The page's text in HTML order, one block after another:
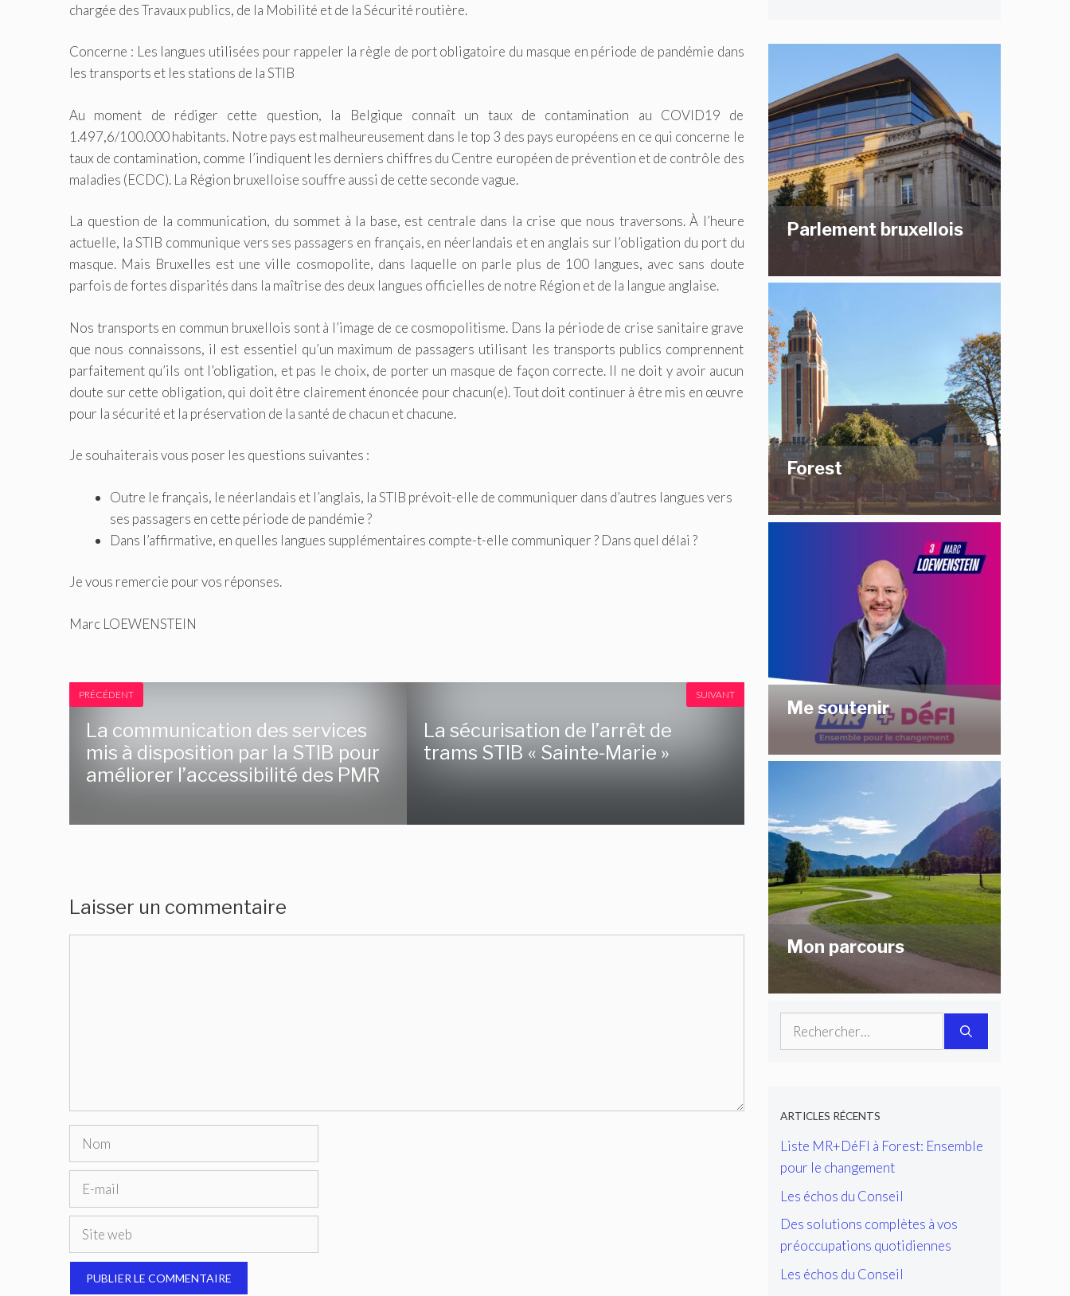
chargée des Travaux publics, de la Mobilité et de la Sécurité routière.
Concerne : Les langues utilisées pour rappeler la règle de port obligatoire du masque en période de pandémie dans
les transports et les stations de la STIB
Au moment de rédiger cette question, la Belgique connaît un taux de contamination au COVID19 de
1.497,6/100.000 habitants. Notre pays est malheureusement dans le top 3 des pays européens en ce qui concerne le
taux de contamination, comme l’indiquent les derniers chiffres du Centre européen de prévention et de contrôle des
maladies (ECDC). La Région bruxelloise souffre aussi de cette seconde vague.
La question de la communication, du sommet à la base, est centrale dans la crise que nous traversons. À l’heure
actuelle, la STIB communique vers ses passagers en français, en néerlandais et en anglais sur l’obligation du port du
masque. Mais Bruxelles est une ville cosmopolite, dans laquelle on parle plus de 100 langues, avec sans doute
parfois de fortes disparités dans la maîtrise des deux langues officielles de notre Région et de la langue anglaise.
Nos transports en commun bruxellois sont à l’image de ce cosmopolitisme. Dans la période de crise sanitaire grave
que nous connaissons, il est essentiel qu’un maximum de passagers utilisant les transports publics comprennent
parfaitement qu’ils ont l’obligation, et pas le choix, de porter un masque de façon correcte. Il ne doit y avoir aucun
doute sur cette obligation, qui doit être clairement énoncée pour chacun(e). Tout doit continuer à être mis en œuvre
pour la sécurité et la préservation de la santé de chacun et chacune.
Je souhaiterais vous poser les questions suivantes :
Outre le français, le néerlandais et l’anglais, la STIB prévoit-elle de communiquer dans d’autres langues vers
ses passagers en cette période de pandémie ?
Dans l’affirmative, en quelles langues supplémentaires compte-t-elle communiquer ? Dans quel délai ?
Je vous remercie pour vos réponses.
Marc LOEWENSTEIN
PRÉCÉDENT
La communication des services
mis à disposition par la STIB pour
améliorer l’accessibilité des PMR
La sécurisation de l’arrêt de
trams STIB « Sainte-Marie »
SUIVANT
Laisser un commentaire
Nom
Site
Parlement bruxellois
Forest
Me soutenir
Mon parcours
Rechercher :
ARTICLES RÉCENTS
Liste MR+DéFI à Forest: Ensemble
pour le changement
Les échos du Conseil
Des solutions complètes à vos
préoccupations quotidiennes
Les échos du Conseil